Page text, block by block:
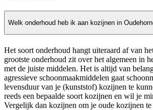
Welk onderhoud heb ik aan kozijnen in
Het soort onderhoud hangt uiteraard af van
grootste onderhoud zit over het algemeen in
met de juiste middelen. Het is altijd van
agressieve schoonmaakmiddelen gaat
levensduur van je (kunststof) kozijnen te
reeds een bepaalde soort kozijnen en wil je
Vergelijk dan kozijnen om je oude kozijnen